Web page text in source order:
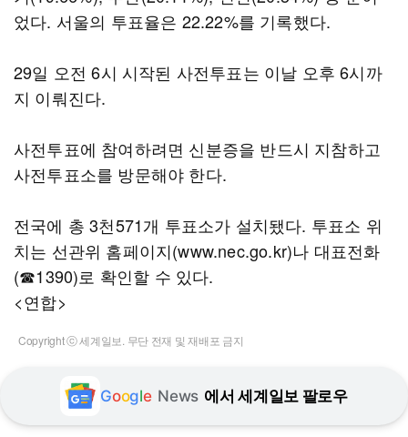
었다. 서울의 투표율은 22.22%를 기록했다.
29일 오전 6시 시작된 사전투표는 이날 오후 6시까
지 이뤄진다.
사전투표에 참여하려면 신분증을 반드시 지참하고
사전투표소를 방문해야 한다.
전국에 총 3천571개 투표소가 설치됐다. 투표소 위
치는 선관위 홈페이지(www.nec.go.kr)나 대표전화
(☎1390)로 확인할 수 있다.
<연합>
Copyright ⓒ 세계일보. 무단 전재 및 재배포 금지
Google News 에서 세계일보 팔로우